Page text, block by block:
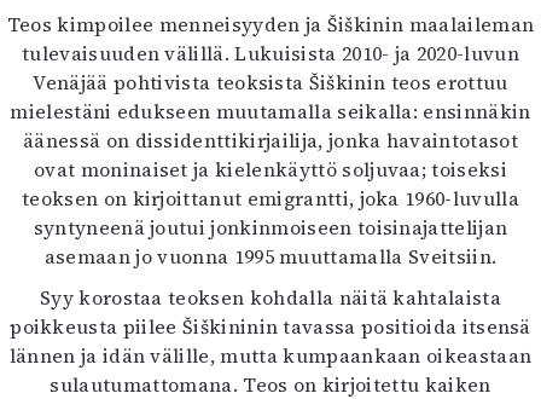
Info
Tilaus ja irtonumerot
Yhteistyössä
Toimitus
Mediatiedot
Kaltio ry
Teos kimpoilee menneisyyden ja Šiškinin maalaileman
tulevaisuuden välillä. Lukuisista 2010- ja 2020-luvun
Venäjää pohtivista teoksista Šiškinin teos erottuu
mielestäni edukseen muutamalla seikalla: ensinnäkin
äänessä on dissidenttikirjailija, jonka havaintotasot
ovat moninaiset ja kielenkäyttö soljuvaa; toiseksi
teoksen on kirjoittanut emigrantti, joka 1960-luvulla
syntyneenä joutui jonkinmoiseen toisinajattelijan
asemaan jo vuonna 1995 muuttamalla Sveitsiin.
Syy korostaa teoksen kohdalla näitä kahtalaista
poikkeusta piilee Šiškininin tavassa positioida itsensä
lännen ja idän välille, mutta kumpaankaan oikeastaan
sulautumattomana. Teos on kirjoitettu kaiken